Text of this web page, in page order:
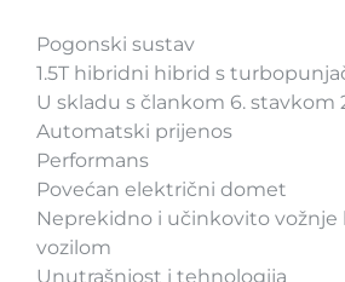
Pogonski sustav
1.5T hibridni hibrid s
U skladu s člankom 6. stavkom
Automatski prijenos
Performans
Povećan električni domet
Neprekidno i učinkovito
vozilom
Unutrašnjost i tehnologija